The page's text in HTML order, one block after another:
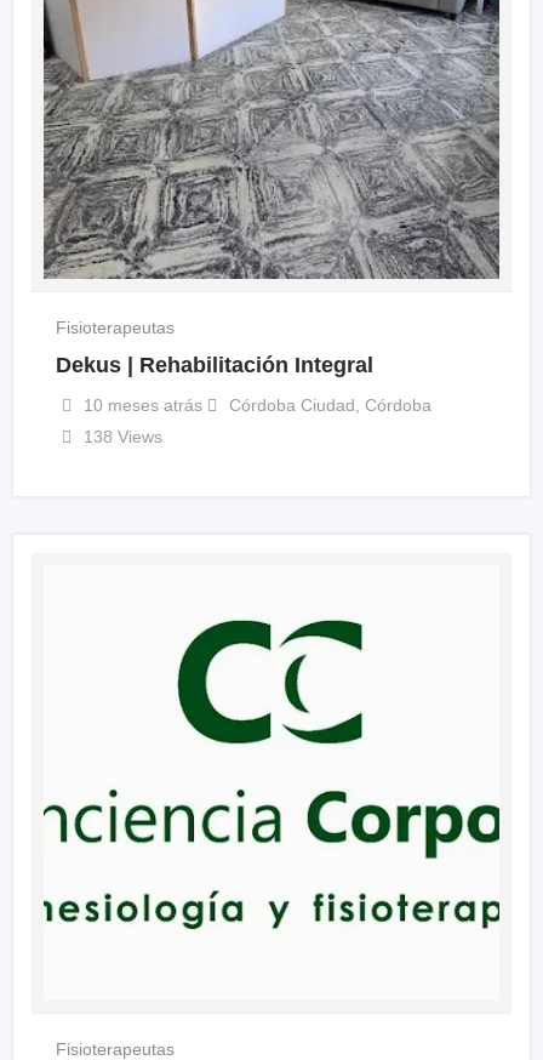
Fisioterapeutas
Dekus | Rehabilitación Integral
10 meses atrás Córdoba Ciudad Córdoba
138 Views
Fisioterapeutas